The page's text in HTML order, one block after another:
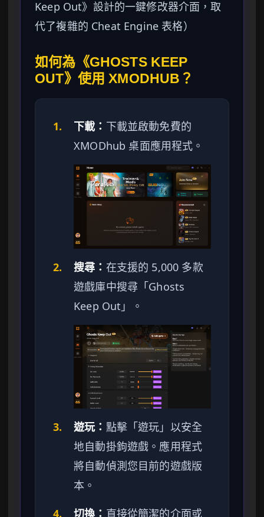
Keep Out》設計的一鍵修改器介面，取
代了複雜的 Cheat Engine 表格）
如何為《GHOSTS KEEP
OUT》使用 XMODHUB？
1. 下載： 下載並啟動免費的
XMODhub 桌面應用程式。
2. 搜尋： 在支援的 5,000 多款
遊戲庫中搜尋「Ghosts
Keep Out」。
3. 遊玩： 點擊「遊玩」以安全
地自動掛鉤遊戲。應用程式
將自動偵測您目前的遊戲版
本。
4.
切換： 直接從簡潔的介面或